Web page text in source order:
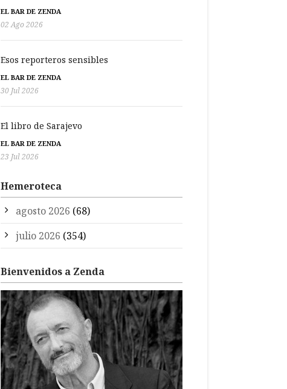
EL BAR DE ZENDA
02 Ago 2026
Esos reporteros sensibles
EL BAR DE ZENDA
30 Jul 2026
El libro de Sarajevo
EL BAR DE ZENDA
23 Jul 2026
Hemeroteca
agosto 2026 (68)
julio 2026 (354)
Bienvenidos a Zenda